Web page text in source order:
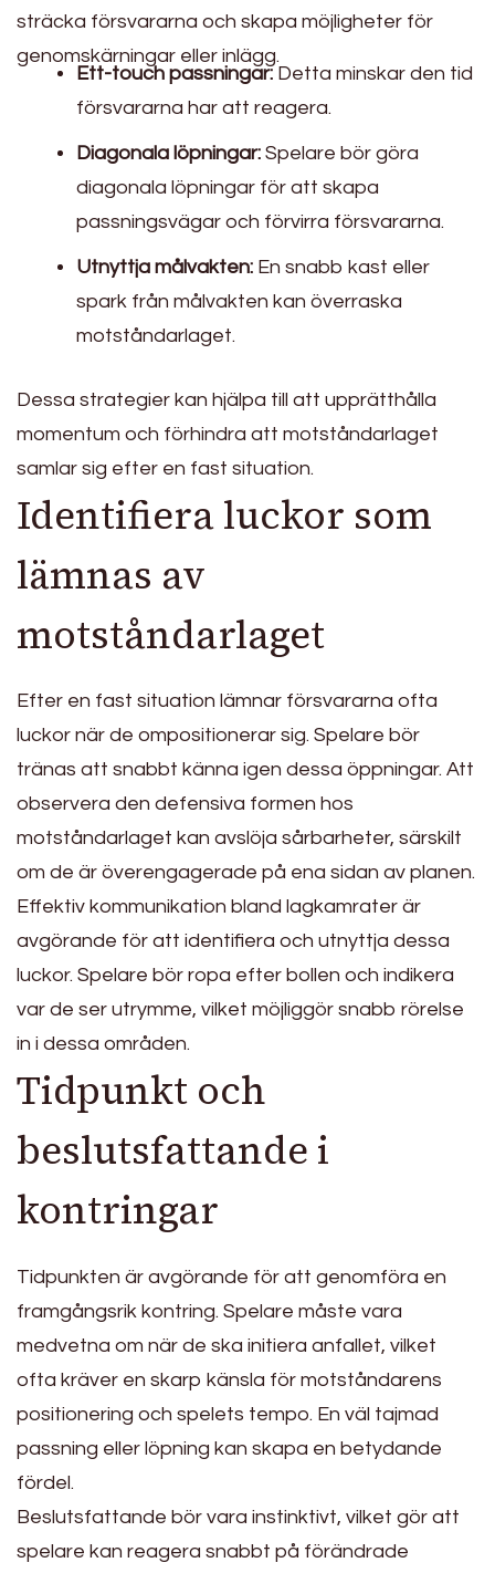
sträcka försvararna och skapa möjligheter för
genomskärningar eller inlägg.
Ett-touch passningar:Detta minskar den tid
försvararna har att reagera.
Diagonala löpningar: Spelare bör göra
diagonala löpningar för att skapa
passningsvägar och förvirra försvararna.
Utnyttja målvakten: En snabb kast eller
spark från målvakten kan överraska
motståndarlaget.
Dessa strategier kan hjälpa till att upprätthålla
momentum och förhindra att motståndarlaget
samlar sig efter en fast situation.
Identifiera luckor som
lämnas av
motståndarlaget
Efter en fast situation lämnar försvararna ofta
luckor när de ompositionerar sig. Spelare bör
tränas att snabbt känna igen dessa öppningar. Att
observera den defensiva formen hos
motståndarlaget kan avslöja sårbarheter, särskilt
om de är överengagerade på ena sidan av planen.
Effektiv kommunikation bland lagkamrater är
avgörande för att identifiera och utnyttja dessa
luckor. Spelare bör ropa efter bollen och indikera
var de ser utrymme, vilket möjliggör snabb rörelse
in i dessa områden.
Tidpunkt och
beslutsfattande i
kontringar
Tidpunkten är avgörande för att genomföra en
framgångsrik kontring. Spelare måste vara
medvetna om när de ska initiera anfallet, vilket
ofta kräver en skarp känsla för motståndarens
positionering och spelets tempo. En väl tajmad
passning eller löpning kan skapa en betydande
fördel.
Beslutsfattande bör vara instinktivt, vilket gör att
spelare kan reagera snabbt på förändrade